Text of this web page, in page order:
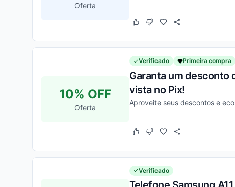
Oferta
Este cupom funcionou
Este cupom não funcionou
10% OFF
Oferta
Verificado Primeira compra
Garanta um desconto
vista no Pix!
Aproveite seus descontos e
Este cupom funcionou
Este cupom não funcionou
Verificado